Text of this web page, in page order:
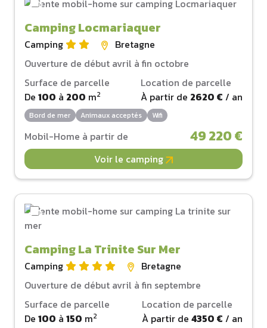
Camping Locmariaquer
Camping
Bretagne
Ouverture de début avril à fin octobre
Surface de parcelle
De 100 à 200 m2
Location de parcelle
À partir de 2620 € / an
Bord de mer Animaux acceptés Wifi
Mobil-Home à partir de 49 220 €
Voir le camping
Camping La Trinite Sur Mer
Camping
Bretagne
Ouverture de début avril à fin septembre
Surface de parcelle
De 100 à 150 m2
Location de parcelle
À partir de 4350 € / an